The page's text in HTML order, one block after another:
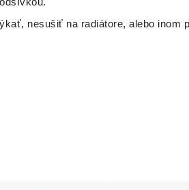
nesušiť na radiátore, alebo inom